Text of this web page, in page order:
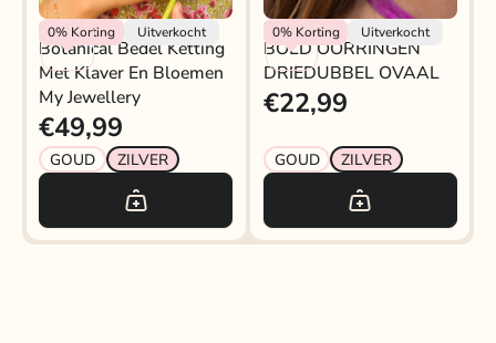
0% Korting Uitverkocht
My Jewellery
Botanical Bedel Ketting
Met Klaver En Bloemen
My Jewellery
€49,99
GOUD ZILVER
0%Korting Uitverkocht
My Jewellery
BOLD OORRINGEN
DRIEDUBBEL OVAAL
€22,99
GOUD ZILVER